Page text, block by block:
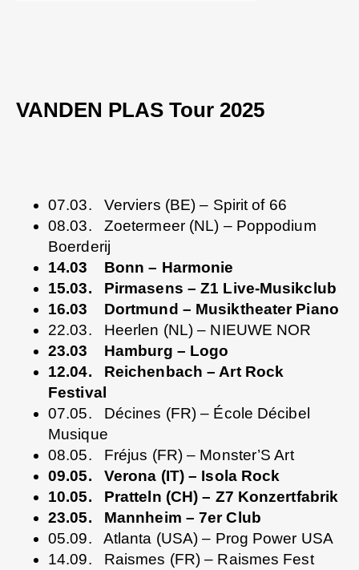
VANDEN PLAS Tour 2025
07.03. Verviers (BE) – Spirit of 66
08.03. Zoetermeer (NL) – Poppodium
Boerderij
14.03 Bonn – Harmonie
15.03. Pirmasens – Z1 Live-Musikclub
16.03 Dortmund – Musiktheater Piano
22.03. Heerlen (NL) – NIEUWE NOR
23.03 Hamburg – Logo
12.04. Reichenbach – Art Rock
Festival
07.05. Décines (FR) – École Décibel
Musique
08.05. Fréjus (FR) – Monster’S Art
09.05. Verona (IT) – Isola Rock
10.05. Pratteln (CH) – Z7 Konzertfabrik
23.05. Mannheim – 7er Club
05.09. Atlanta (USA) – Prog Power USA
14.09. Raismes (FR) – Raismes Fest